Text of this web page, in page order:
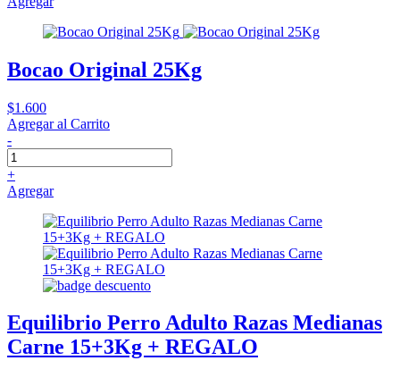
Bocao Original 25Kg
$1.600
Agregar al Carrito
-
+
Agregar
Equilibrio Perro Adulto Razas Medianas
Carne 15+3Kg + REGALO